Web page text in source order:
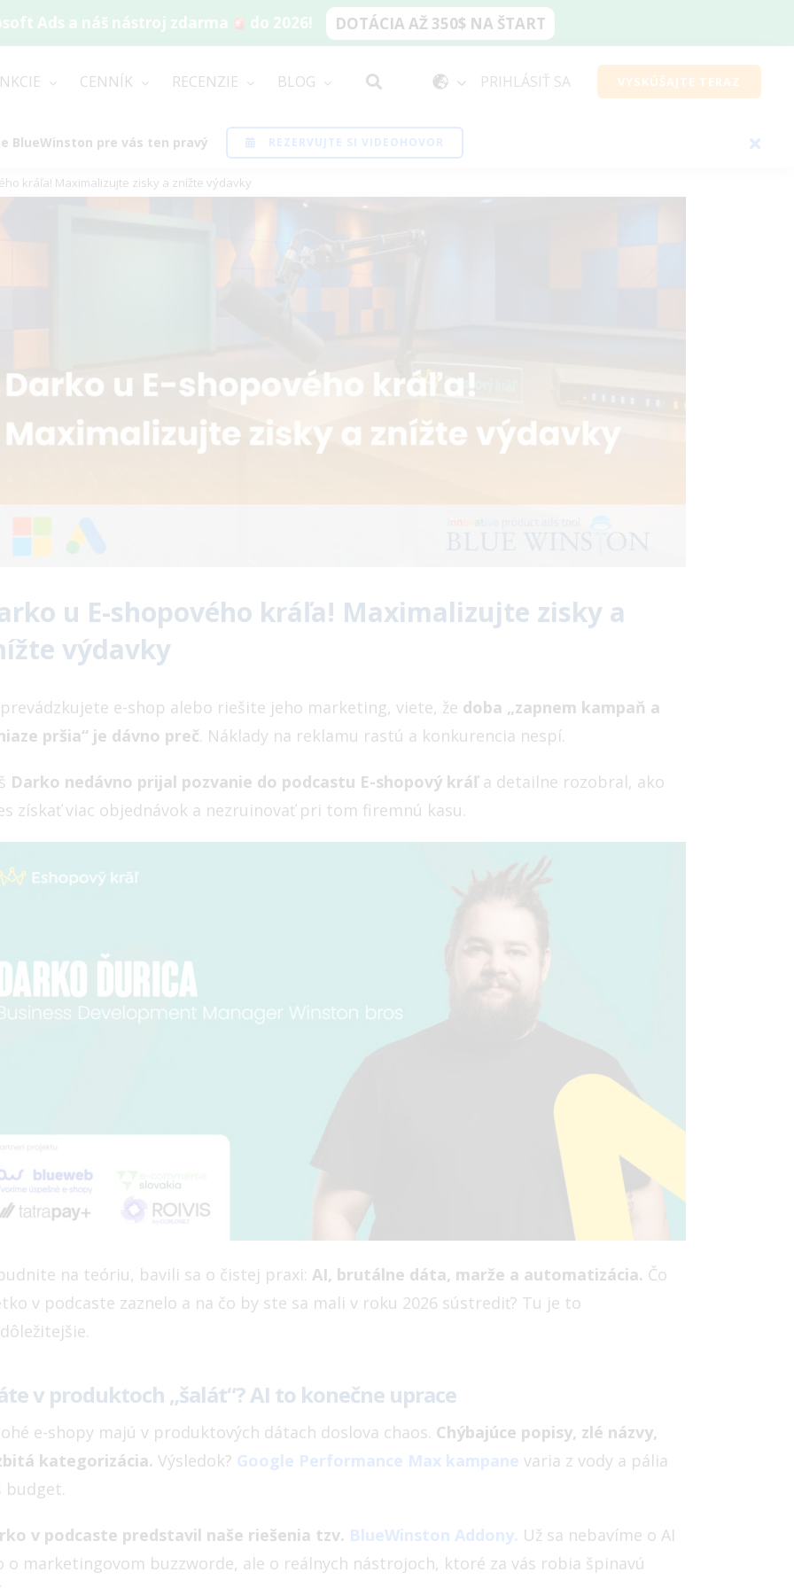
Ads a náš nástroj zdarma do 2026! DOTÁCIA AŽ 350$ NA ŠTART
CENNÍK RECENZIE BLOG PRIHLÁSIŤ SA VYSKÚŠAJTE TERAZ
BlueWinston pre vás ten pravý REZERVUJTE SI VIDEOHOVOR
kráľa! Maximalizujte zisky a znížte výdavky
u E-shopového kráľa! Maximalizujte zisky a
výdavky
e-shop alebo riešite jeho marketing, viete, že doba „zapnem kampaň a
pršia“ je dávno preč. Náklady na reklamu rastú a konkurencia nespí.
Darko nedávno prijal pozvanie do podcastu E-shopový kráľa detailne rozobral, ako
získať viac objednávok a nezruinovať pri tom firemnú kasu.
na teóriu, bavili sa o čistej praxi: AI, brutálne dáta, marže a automatizácia. Čo
v podcaste zaznelo a na čo by ste sa mali v roku 2026 sústrediť? Tu je to
v produktoch „šalát“? AI to konečne uprace
e-shopy majú v produktových dátach doslova chaos. Chýbajúce popisy, zlé názvy,
kategorizácia. Výsledok? Google Performance Max kampane varia z vody a pália
budget.
v podcaste predstavil naše riešenia tzv. BlueWinston Addony. Už sa nebavíme o AI
o marketingovom buzzworde, ale o reálnych nástrojoch, ktoré za vás robia špinavú